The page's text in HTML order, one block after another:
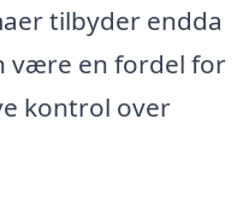
tilbyder endda
være en fordel for
kontrol over